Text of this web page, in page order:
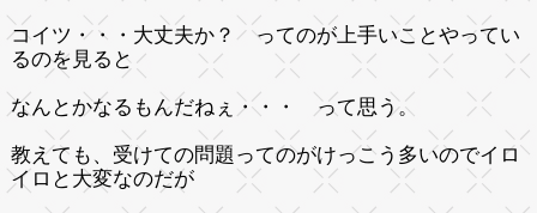
コイツ・・・大丈夫か？ ってのが上手いことやってい
るのを見ると
なんとかなるもんだねぇ・・・ って思う。
教えても、受けての問題ってのがけっこう多いのでイロ
イロと大変なのだが